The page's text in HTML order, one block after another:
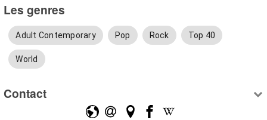
Les genres
Adult Contemporary Pop Rock Top 40
World
Contact